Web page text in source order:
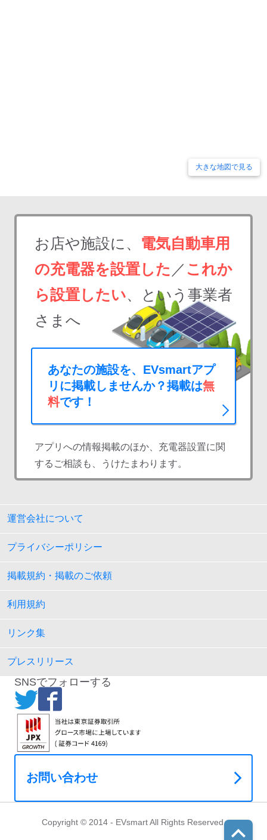
大きな地図で見る
お店や施設に、 電気自動車用
の充電器を設置した ／ これか
ら設置したい、という事業者
さまへ
あなたの施設を、EVsmartアプ
リに掲載しませんか？掲載は無
料です！
アプリへの情報掲載のほか、充電器設置に関
するご相談も、うけたまわります。
運営会社について
プライバシーポリシー
掲載規約・掲載のご依頼
利用規約
リンク集
プレスリリース
SNSでフォローする
お問い合わせ
Copyright © 2014 - EVsmart All Rights Reserved.